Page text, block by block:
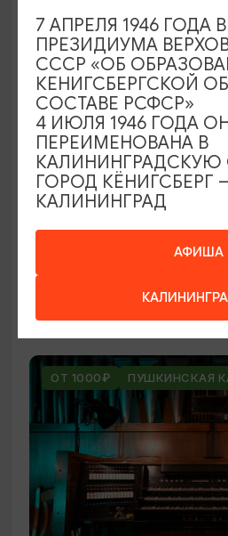
ВЫСТАВКИ
Оставленный багаж
Светлогорск, Арт-
ОТ 1000₽ ПУШКИНСКАЯ
АФИША
7 АПРЕЛЯ 1946 ГОДА
ПРЕЗИДИУМА
СССР «ОБ
КЕНИГСБЕРГСКОЙ
СОСТАВЕ РСФСР»
4 ИЮЛЯ 1946 ГОДА
ПЕРЕИМЕНОВАНА В
КАЛИНИНГРАДСКУЮ
ГОРОД КЁНИГСБЕРГ
КАЛИНИНГРАД